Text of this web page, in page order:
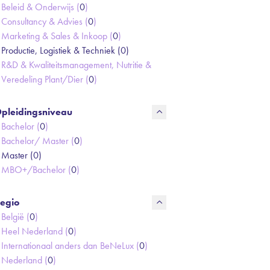
Beleid & Onderwijs (0)
Consultancy & Advies (0)
Marketing & Sales & Inkoop (0)
Productie, Logistiek & Techniek (0)
R&D & Kwaliteitsmanagement, Nutritie &
Veredeling Plant/Dier (0)
Bachelor (0)
Bachelor/ Master (0)
Master (0)
MBO+/Bachelor (0)
België (0)
Heel Nederland (0)
Internationaal anders dan BeNeLux (0)
Nederland (0)